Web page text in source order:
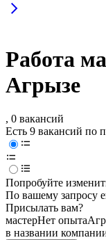
Работа
Агрызе
, 0 вакансий
Есть 9 вакансий по
Попробуйте
По вашему запросу
Присылать вам?
мастерНет опыта
в названии